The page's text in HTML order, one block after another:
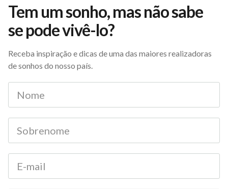
Tem um sonho, mas não sabe
se pode vivê-lo?
Receba inspiração e dicas de uma das maiores realizadoras
de sonhos do nosso país.